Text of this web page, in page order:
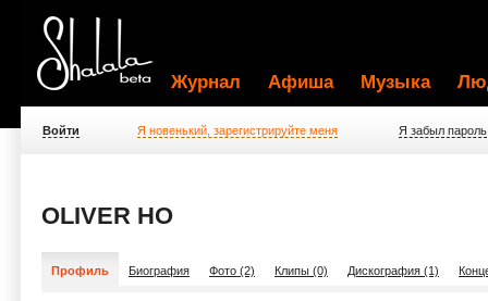
Журнал Афиша Музыка
Войти Я новенький, зарегистрируйте меня Я забыл пароль
OLIVER HO
Профиль Биография Фото (2) Клипы (0) Дискография (1)